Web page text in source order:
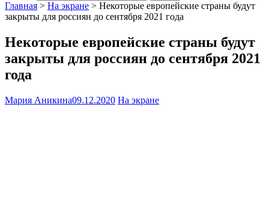
Главная > На экране > Некоторые европейские страны будут
закрыты для россиян до сентября 2021 года
Некоторые европейские страны будут
закрыты для россиян до сентября 2021
года
Мария Аникина09.12.2020 На экране